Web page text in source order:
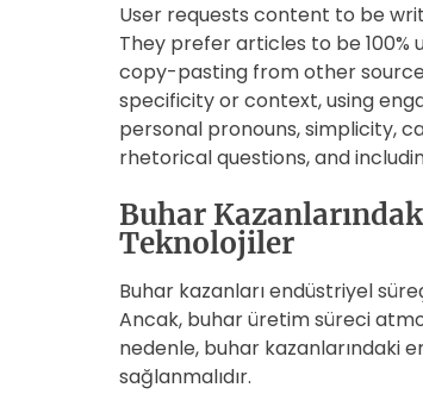
User requests content to be
They prefer articles to be 100%
copy-pasting from other
specificity or context, using
personal pronouns, simplicity,
rhetorical questions, and
Buhar
Teknolojiler
Buhar kazanları endüstriyel
Ancak, buhar üretim süreci
nedenle, buhar kazanlarındaki
sağlanmalıdır.